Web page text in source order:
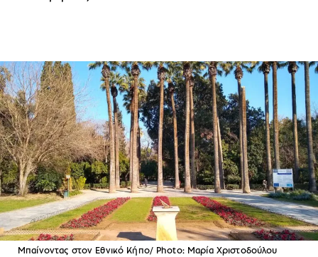
Μπαίνοντας στον Εθνικό Κήπο/ Photo: Μαρία Χριστοδούλου